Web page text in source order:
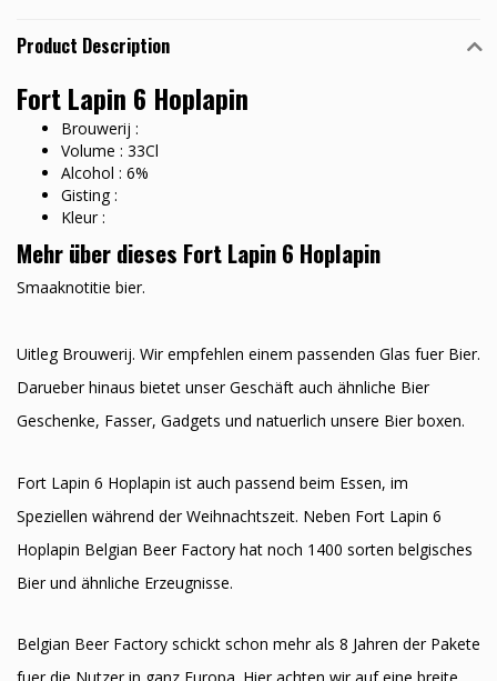
Product Description
Fort Lapin 6 Hoplapin
Brouwerij :
Volume : 33Cl
Alcohol : 6%
Gisting :
Kleur :
Mehr über dieses Fort Lapin 6 Hoplapin
Smaaknotitie bier.
Uitleg Brouwerij. Wir empfehlen einem passenden Glas fuer Bier.
Darueber hinaus bietet unser Geschäft auch ähnliche Bier
Geschenke, Fasser, Gadgets und natuerlich unsere Bier boxen.
Fort Lapin 6 Hoplapin ist auch passend beim Essen, im
Speziellen während der Weihnachtszeit. Neben Fort Lapin 6
Hoplapin Belgian Beer Factory hat noch 1400 sorten belgisches
Bier und ähnliche Erzeugnisse.
Belgian Beer Factory schickt schon mehr als 8 Jahren der Pakete